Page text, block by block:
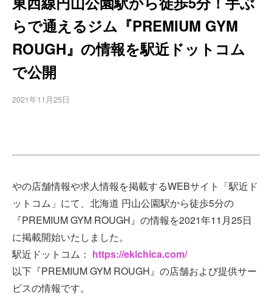
らで通えるジム『PREMIUM GYM
ROUGH』の情報を駅近ドットコム
で公開
2021年11月25日
やの店舗情報や求人情報を掲載するWEBサイト「駅近ド
ットコム」にて、北海道 円山公園駅から徒歩5分の
『PREMIUM GYM ROUGH』の情報を2021年11月25日
に掲載開始いたしました。
駅近ドットコム： https://ekichica.com/
以下『PREMIUM GYM ROUGH』の店舗および提供サー
ビスの情報です。